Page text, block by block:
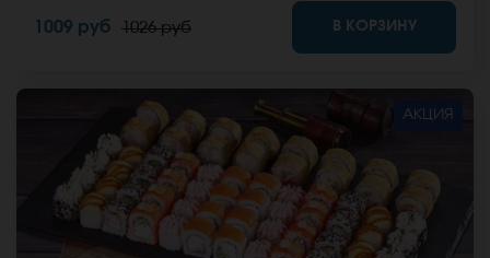
заказать имбирь, васаби и соевый соус. Они не
входят в стоимость заказа. *Внешний вид блюда
может отличаться от фото на сайте.
1009 руб 1026 руб В КОРЗИНУ
АКЦИЯ